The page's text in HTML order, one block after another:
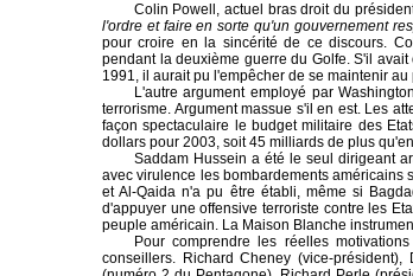
Colin Powell, actuel bras droit du
l'ordre et faire en sorte qu'un gouvernement
pour croire en la sincérité de ce discours.
pendant la deuxième guerre du Golfe. S'il
1991, il aurait pu l'empêcher de se maintenir
L'autre argument employé par
terrorisme. Argument massue s'il en est. Les
façon spectaculaire le budget militaire des
dollars pour 2003, soit 45 milliards de plus
Saddam Hussein a été le seul dirigeant
avec virulence les bombardements américains
et Al-Qaida n'a pu être établi, même si
d'appuyer une offensive terroriste contre les
peuple américain. La Maison Blanche
Pour comprendre les réelles
conseillers. Richard Cheney (vice-